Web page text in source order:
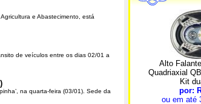
e Abastecimento, está
de veículos entre os dias 02/01 a
na quarta-feira (03/01). Sede da